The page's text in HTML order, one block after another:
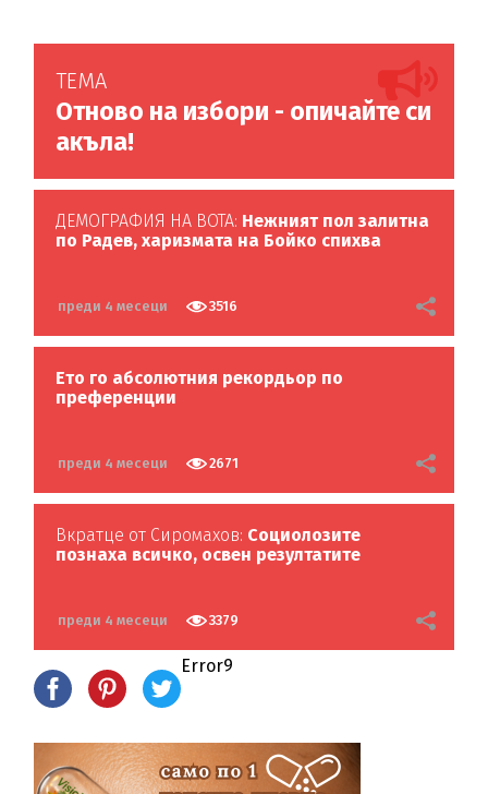
ТЕМА
Отново на избори - опичайте си
акъла!
ДЕМОГРАФИЯ НА ВОТА: Нежният пол залитна
по Радев, харизмата на Бойко спихва
преди 4 месеци 3516
Ето го абсолютния рекордьор по
преференции
преди 4 месеци 2671
Вкратце от Сиромахов: Социолозите
познаха всичко, освен резултатите
преди 4 месеци 3379
Error9